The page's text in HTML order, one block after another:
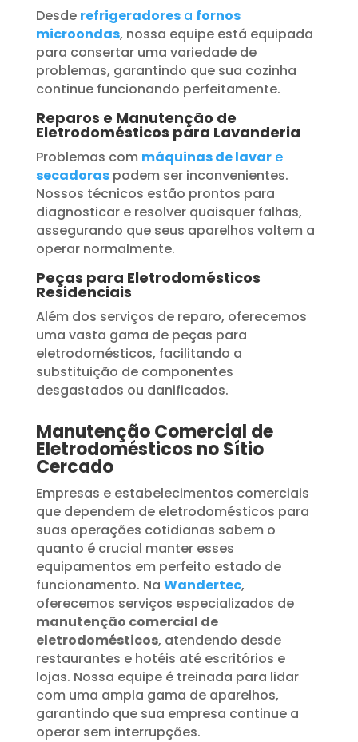
Desde refrigeradoresa fornos
microondas, nossa equipe está equipada
para consertar uma variedade de
problemas, garantindo que sua cozinha
continue funcionando perfeitamente.
Reparos e Manutenção de
Eletrodomésticos para Lavanderia
Problemas com máquinas de lavare
secadoraspodem ser inconvenientes.
Nossos técnicos estão prontos para
diagnosticar e resolver quaisquer falhas,
assegurando que seus aparelhos voltem a
operar normalmente.
Peças para Eletrodomésticos
Residenciais
Além dos serviços de reparo, oferecemos
uma vasta gama de peças para
eletrodomésticos, facilitando a
substituição de componentes
desgastados ou danificados.
Manutenção Comercial de
Eletrodomésticos no Sítio
Cercado
Empresas e estabelecimentos comerciais
que dependem de eletrodomésticos para
suas operações cotidianas sabem o
quanto é crucial manter esses
equipamentos em perfeito estado de
funcionamento. Na Wandertec,
oferecemos serviços especializados de
manutenção comercial de
eletrodomésticos, atendendo desde
restaurantes e hotéis até escritórios e
lojas. Nossa equipe é treinada para lidar
com uma ampla gama de aparelhos,
garantindo que sua empresa continue a
operar sem interrupções.